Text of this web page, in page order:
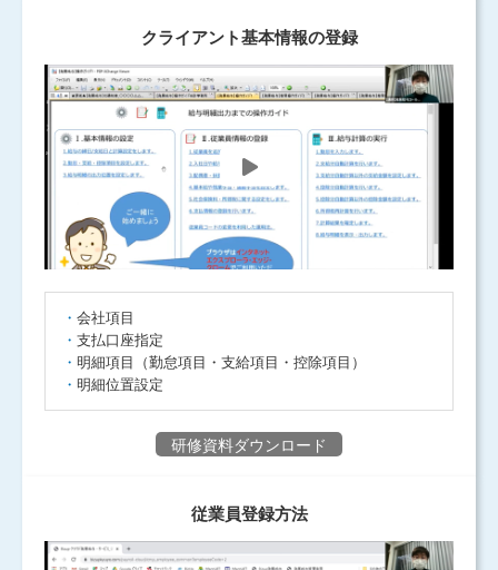
クライアント基本情報の登録
会社項目
支払口座指定
明細項目（勤怠項目・支給項目・控除項目）
明細位置設定
研修資料ダウンロード
従業員登録方法